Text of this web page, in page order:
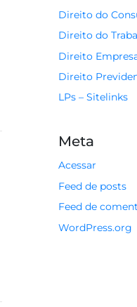
Direito do
Direito do
Direito
Direito
LPs – Sitelinks
Meta
Acessar
Feed de posts
Feed de
WordPress.org